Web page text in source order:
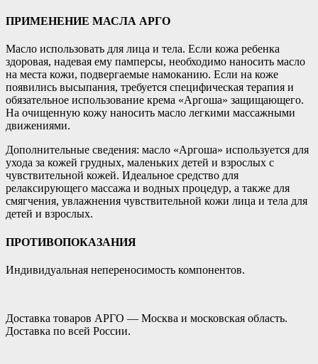
ПРИМЕНЕНИЕ МАСЛА АРГО
Масло использовать для лица и тела. Если кожа ребенка
здоровая, надевая ему памперсы, необходимо наносить масло
на места кожи, подвергаемые намоканию. Если на коже
появились высыпания, требуется специфическая терапия и
обязательное использование крема «Аргоша» защищающего.
На очищенную кожу наносить масло легкими массажными
движениями.
Дополнительные сведения: масло «Аргоша» используется для
ухода за кожей грудных, маленьких детей и взрослых с
чувствительной кожей. Идеальное средство для
релаксирующего массажа и водных процедур, а также для
смягчения, увлажнения чувствительной кожи лица и тела для
детей и взрослых.
ПРОТИВОПОКАЗАНИЯ
Индивидуальная непереносимость компонентов.
Доставка товаров АРГО — Москва и московская область.
Доставка по всей России.